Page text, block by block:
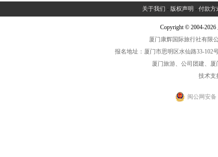
关于我们 - 版权声明 - 付款方
Copyright © 2004-
厦门康辉国际旅行社有限
报名地址：厦门市思明区水仙路33-102
厦门旅游、公司团建、
技术支
闽公网安备